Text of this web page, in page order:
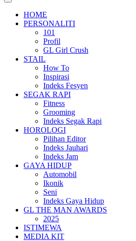
HOME
PERSONALITI
101
Profil
GL Girl Crush
STAIL
How To
Inspirasi
Indeks Fesyen
SEGAK RAPI
Fitness
Grooming
Indeks Segak Rapi
HOROLOGI
Pilihan Editor
Indeks Jauhari
Indeks Jam
GAYA HIDUP
Automobil
Ikonik
Seni
Indeks Gaya Hidup
GL THE MAN AWARDS
2025
ISTIMEWA
MEDIA KIT